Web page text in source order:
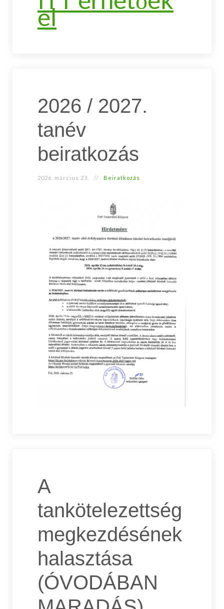
el
2026 / 2027.
tanév
beiratkozás
2026. március 23. Beiratkozás
A
tankötelezettség
megkezdésének
halasztása
(ÓVODÁBAN